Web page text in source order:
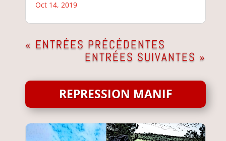
Oct 14, 2019
« ENTRÉES PRÉCÉDENTES
ENTRÉES SUIVANTES »
REPRESSION MANIF